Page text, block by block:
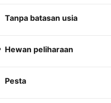
Tanpa batasan usia
Hewan peliharaan
Pesta